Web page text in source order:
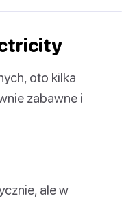
oto kilka
zabawne i
ale w